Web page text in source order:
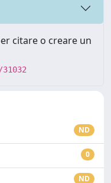
citare o creare un
ND
0
ND